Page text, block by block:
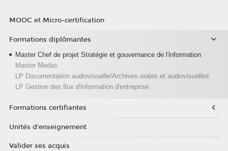
MOOC et Micro-certification
Formations diplômantes
Master Chef de projet Stratégie et gouvernance de l'information
Master Medas
LP Documentation audiovisuelle/Archives orales et audiovisuelles
LP Gestion des flux d'information d'entreprise
Formations certifiantes
Unités d'enseignement
Valider ses acquis